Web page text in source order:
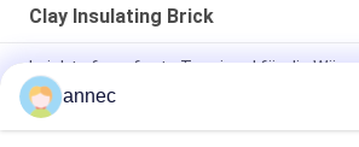
Clay Insulating Brick
Leichte feuerfeste Tonziegel für die
Für den Aluminiumschmelzofen
Kalziumsilikatplatte
annec